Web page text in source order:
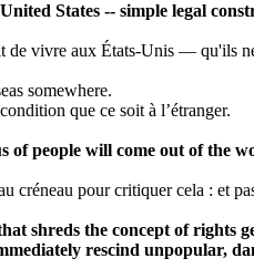
States -- simple legal
de vivre aux États-Unis — qu'ils
somewhere.
que ce soit à l’étranger.
people will come out of the
pour critiquer cela : et
shreds the concept of rights
rescind unpopular,